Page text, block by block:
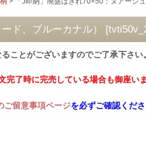
ド、ブルーカナル） [
ことがございますのでご了承下さい。
了時に完売している場合も御座い
ご留意事項ページを必ずご確認くださ